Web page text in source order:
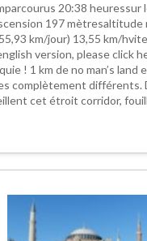
20:38 heuressur
197 mètresaltitude
km/jour) 13,55 km/
version, please click
! 1 km de no man’s land
complètement différents.
cet étroit corridor,